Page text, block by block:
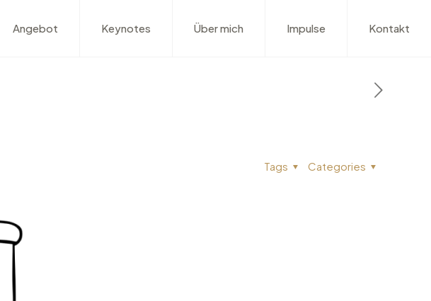
Angebot Keynotes Über mich Impulse Kontakt
Categories
Tags